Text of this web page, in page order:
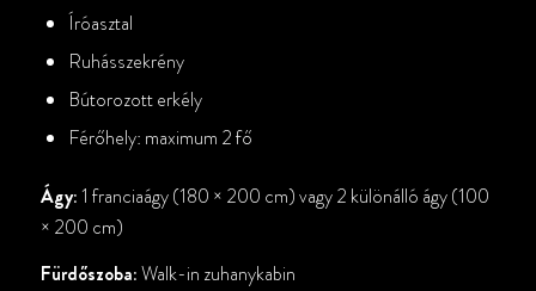
Íróasztal
Ruhásszekrény
Bútorozott erkély
Férőhely: maximum 2 fő
Ágy:1 franciaágy (180 × 200 cm) vagy 2 különálló ágy (100
× 200 cm)
Fürdőszoba:Walk-in zuhanykabin